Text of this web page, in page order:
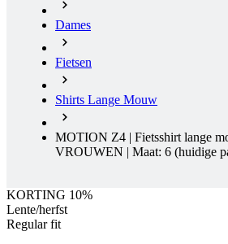
Dames
Fietsen
Shirts Lange Mouw
MOTION Z4 | Fietsshirt lange
VROUWEN | Maat: 6 (huidige
KORTING 10%
Lente/herfst
Regular fit